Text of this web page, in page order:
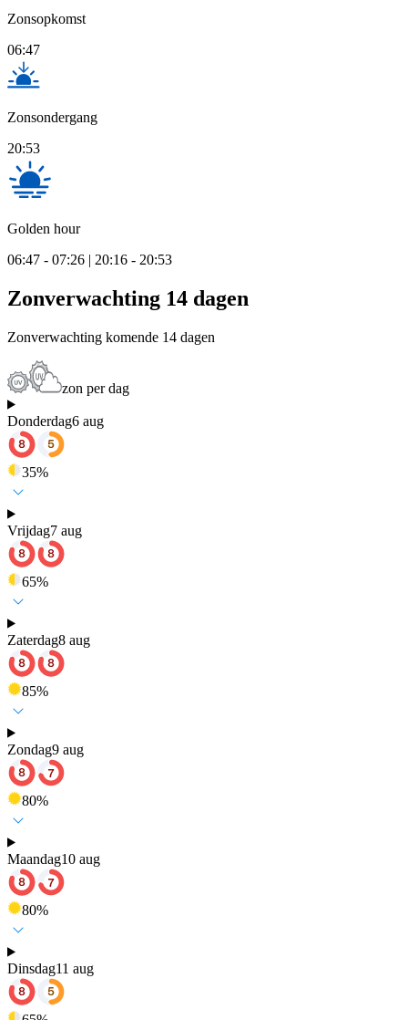
Zonsopkomst
06:47
Zonsondergang
20:53
Golden hour
06:47 - 07:26 | 20:16 - 20:53
Zonverwachting 14 dagen
Zonverwachting komende 14 dagen
zon per dag
Donderdag6 aug
35%
Vrijdag7 aug
65%
Zaterdag8 aug
85%
Zondag9 aug
80%
Maandag10 aug
80%
Dinsdag11 aug